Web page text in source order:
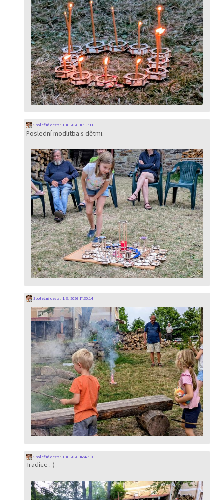
Společná cesta: 1. 8. 2026 18:18:33
Poslední modlitba s dětmi.
Společná cesta: 1. 8. 2026 17:30:14
Společná cesta: 1. 8. 2026 16:47:10
Tradice :-)